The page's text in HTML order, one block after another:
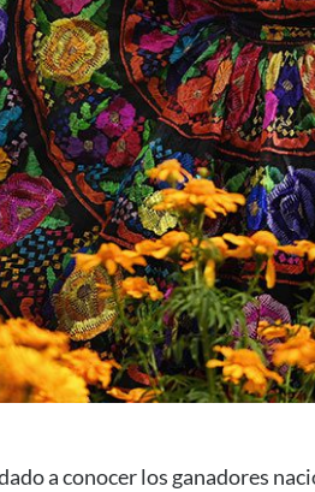
a conocer los ganadores